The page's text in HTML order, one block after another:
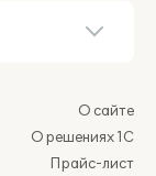
О сайте
О решениях 1С
Прайс-лист